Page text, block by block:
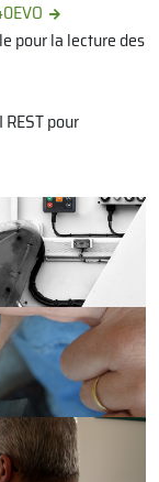
pour la lecture des
pour